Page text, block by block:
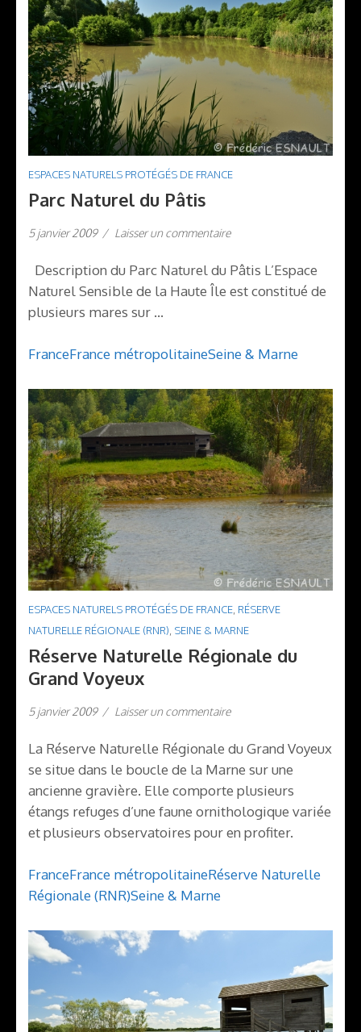
ESPACES NATURELS PROTÉGÉS DE FRANCE
Parc Naturel du Pâtis
5 janvier 2009 / Laisser un commentaire
Description du Parc Naturel du Pâtis L’Espace
Naturel Sensible de la Haute Île est constitué de
plusieurs mares sur …
FranceFrance métropolitaineSeine & Marne
ESPACES NATURELS PROTÉGÉS DE FRANCE RÉSERVE
NATURELLE RÉGIONALE (RNR) SEINE & MARNE
Réserve Naturelle Régionale du
Grand Voyeux
5 janvier 2009 / Laisser un commentaire
La Réserve Naturelle Régionale du Grand Voyeux
se situe dans le boucle de la Marne sur une
ancienne gravière. Elle comporte plusieurs
étangs refuges d’une faune ornithologique variée
et plusieurs observatoires pour en profiter.
FranceFrance métropolitaineRéserve Naturelle
Régionale (RNR)Seine & Marne